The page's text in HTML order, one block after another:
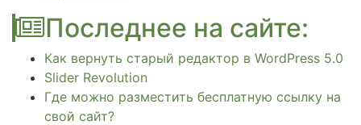
Последнее на сайте:
Как вернуть старый редактор в WordPress 5.0
Slider Revolution
Где можно разместить бесплатную ссылку на
свой сайт?